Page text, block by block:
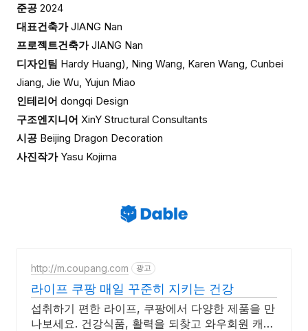
준공 2024
대표건축가JIANG Nan
프로젝트건축가JIANG Nan
디자인팀 Hardy Huang), Ning Wang, Karen Wang, Cunbei
Jiang, Jie Wu, Yujun Miao
인테리어 dongqi Design
구조엔지니어 XinY Structural Consultants
시공 Beijing Dragon Decoration
사진작가Yasu Kojima
http://m.coupang.com 광고
라이프 쿠팡 매일 꾸준히 지키는 건강
섭취하기 편한 라이프, 쿠팡에서 다양한 제품을 만
나보세요. 건강식품, 활력을 되찾고 와우회원 캐시